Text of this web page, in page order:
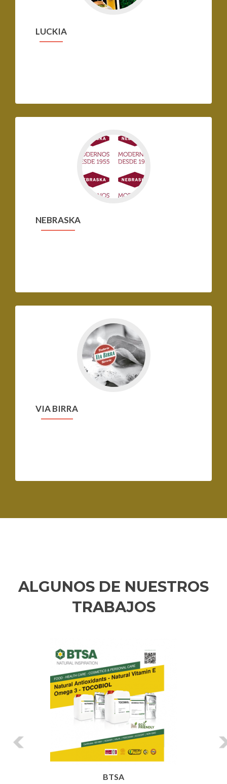
LUCKIA
a
NEBRASKA
NEBRASKA
a
VIA
BIRRA
VIA BIRRA
ALGUNOS DE NUESTROS
TRABAJOS
BTSA